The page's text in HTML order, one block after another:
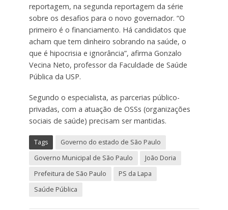
reportagem, na segunda reportagem da série
sobre os desafios para o novo governador. “O
primeiro é o financiamento. Há candidatos que
acham que tem dinheiro sobrando na saúde, o
que é hipocrisia e ignorância”, afirma Gonzalo
Vecina Neto, professor da Faculdade de Saúde
Pública da USP.
Segundo o especialista, as parcerias público-
privadas, com a atuação de OSSs (organizações
sociais de saúde) precisam ser mantidas.
Tags
Governo do estado de São Paulo
Governo Municipal de São Paulo
João Doria
Prefeitura de São Paulo
PS da Lapa
Saúde Pública